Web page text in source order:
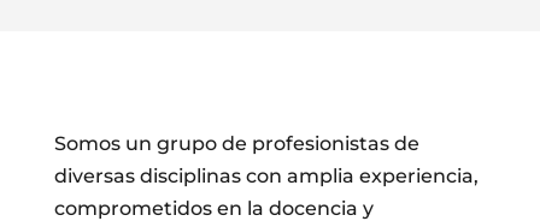
Somos un grupo de profesionistas de
diversas disciplinas con amplia experiencia,
comprometidos en la docencia y